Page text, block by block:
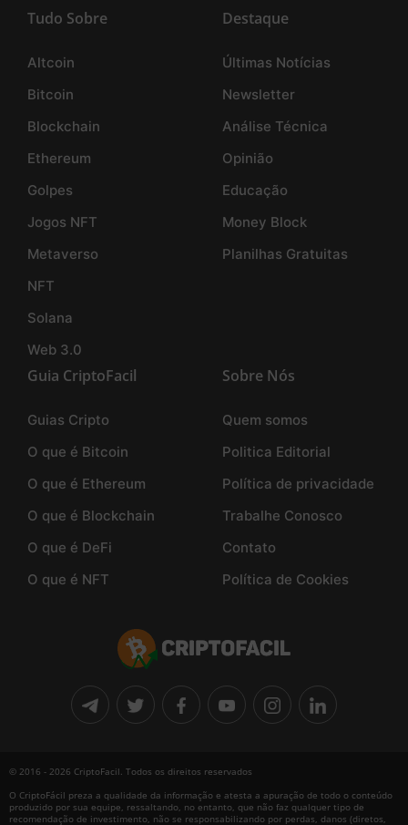
Tudo Sobre
Altcoin
Bitcoin
Blockchain
Ethereum
Golpes
Jogos NFT
Metaverso
NFT
Solana
Web 3.0
Destaque
Últimas Notícias
Newsletter
Análise Técnica
Opinião
Educação
Money Block
Planilhas Gratuitas
Guia CriptoFacil
Guias Cripto
O que é Bitcoin
O que é Ethereum
O que é Blockchain
O que é DeFi
O que é NFT
Sobre Nós
Quem somos
Politica Editorial
Política de privacidade
Trabalhe Conosco
Contato
Política de Cookies
© 2016 - 2026 CriptoFacil. Todos os direitos reservados
O CriptoFácil preza a qualidade da informação e atesta a apuração de todo o conteúdo
produzido por sua equipe, ressaltando, no entanto, que não faz qualquer tipo de
recomendação de investimento, não se responsabilizando por perdas, danos (diretos,